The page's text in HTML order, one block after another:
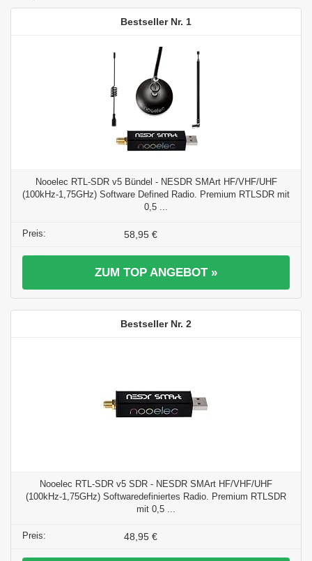
1
Nooelec RTL-SDR v5 Bündel - NESDR SMArt HF/VHF/UHF
(100kHz-1,75GHz) Software Defined Radio. Premium RTLSDR mit
0,5 ...
58,95 €
ZUM TOP ANGEBOT »
2
Nooelec RTL-SDR v5 SDR - NESDR SMArt HF/VHF/UHF
(100kHz-1,75GHz) Softwaredefiniertes Radio. Premium RTLSDR
mit 0,5 ...
48,95 €